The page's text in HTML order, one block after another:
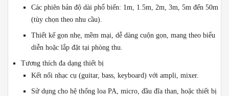
Các phiên bản độ dài phổ biến: 1m, 1.5m, 2m, 3m, 5m đến 50m
(tùy chọn theo nhu cầu).
Thiết kế gọn nhẹ, mềm mại, dễ dàng cuộn gọn, mang theo biểu
diễn hoặc lắp đặt tại phòng thu.
Tương thích đa dạng thiết bị
Kết nối nhạc cụ (guitar, bass, keyboard) với ampli, mixer.
Sử dụng cho hệ thống loa PA, micro, đầu đĩa than, hoặc thiết bị